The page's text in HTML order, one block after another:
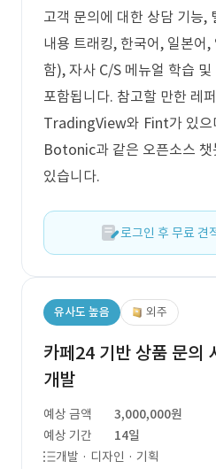
고객 문의에 대한 상담 기능,
내용 트래킹, 한국어, 일본어
함), 자사 C/S 메뉴얼 학습 및
포함됩니다. 참고할 만한 레
TradingView와 Fint가 있
Botonic과 같은 오픈소스 챗
있습니다.
로그인 후 무료 견
유사도 높음 외주
카페24 기반 상품 문의
개발
예상 금액
3,000,000원
예상 기간
14일
개발 · 디자인 · 기획